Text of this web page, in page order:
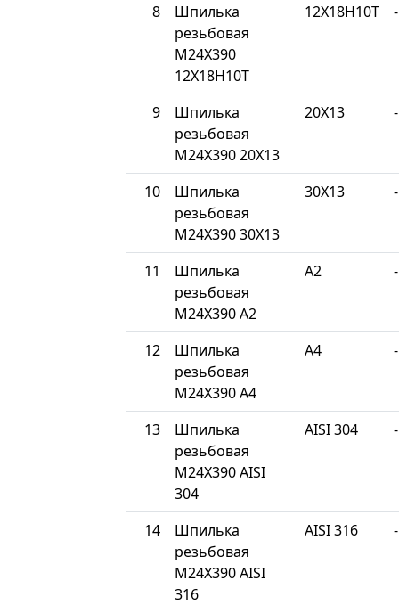
8
Шпилька
резьбовая
М24Х390
12Х18Н10Т
12Х18Н10Т -
9
Шпилька
резьбовая
М24Х390 20Х13
20Х13 -
10
Шпилька
резьбовая
М24Х390 30Х13
30Х13 -
11
Шпилька
резьбовая
М24Х390 A2
A2 -
12
Шпилька
резьбовая
М24Х390 A4
A4 -
13
Шпилька
резьбовая
М24Х390 AISI
304
AISI 304 -
14
Шпилька
резьбовая
М24Х390 AISI
316
AISI 316 -